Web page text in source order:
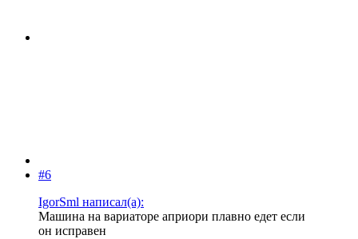
#6
IgorSml написал(а):
Машина на вариаторе априори плавно едет если
он исправен